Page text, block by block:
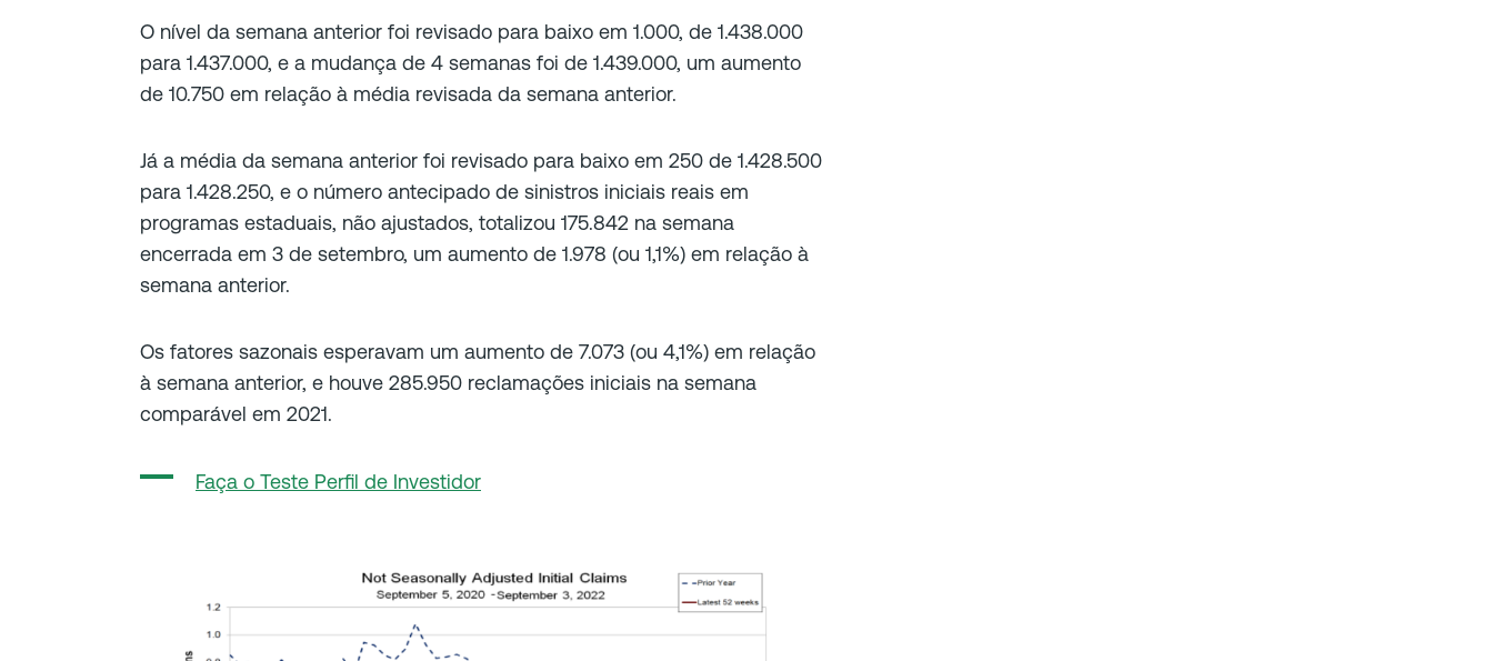
O nível da semana anterior foi revisado para baixo em 1.000, de 1.438.000
para 1.437.000, e a mudança de 4 semanas foi de 1.439.000, um aumento
de 10.750 em relação à média revisada da semana anterior.
Já a média da semana anterior foi revisado para baixo em 250 de 1.428.500
para 1.428.250, e o número antecipado de sinistros iniciais reais em
programas estaduais, não ajustados, totalizou 175.842 na semana
encerrada em 3 de setembro, um aumento de 1.978 (ou 1,1%) em relação à
semana anterior.
Os fatores sazonais esperavam um aumento de 7.073 (ou 4,1%) em relação
à semana anterior, e houve 285.950 reclamações iniciais na semana
comparável em 2021.
Faça o Teste Perfil de Investidor